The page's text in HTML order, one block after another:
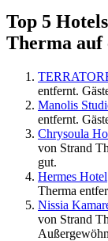
Top 5
Therma auf
entfernt.
Manolis
entfernt.
Chrysoula
von Strand
gut.
Hermes Hotel
Therma
Nissia
von Strand